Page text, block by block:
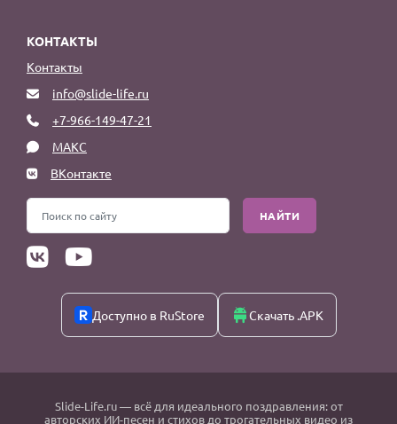
КОНТАКТЫ
Контакты
info@slide-life.ru
+7-966-149-47-21
МАКС
ВКонтакте
НАЙТИ
Доступно в RuStore Скачать .APK
Slide-Life.ru— всё для идеального поздравления: от
авторских ИИ-песен и стихов до трогательных видео из